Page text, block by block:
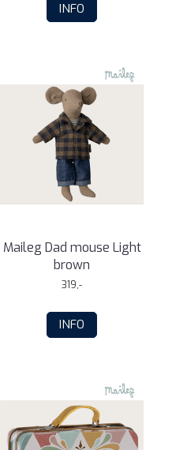
INFO
Maileg Dad mouse Light
brown
319,-
INFO